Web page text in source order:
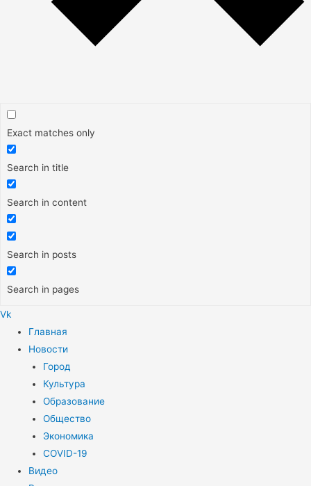
Exact matches only
Search in title
Search in content
Search in posts
Search in pages
Vk
Меню
Главная
Новости
Город
Культура
Образование
Общество
Экономика
COVID-19
Видео